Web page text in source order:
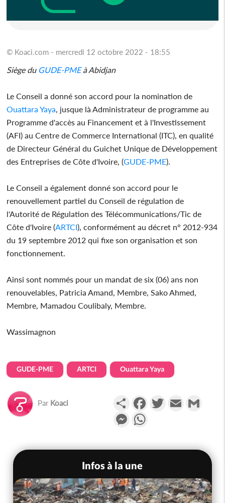
© Koaci.com - mercredi 12 octobre 2022 - 18:55
Siège du GUDE-PMEà Abidjan
Le Conseil a donné son accord pour la nomination de
Ouattara Yaya , jusque là Administrateur de programme au
Programme d'accès au Financement et à l'Investissement
(AFI) au Centre de Commerce International (ITC), en qualité
de Directeur Général du Guichet Unique de Développement
des Entreprises de Côte d'Ivoire, (GUDE-PME).
Le Conseil a également donné son accord pour le
renouvellement partiel du Conseil de régulation de
l'Autorité de Régulation des Télécommunications/Tic de
Côte d'Ivoire (ARTCI), conformément au décret n° 2012-934
du 19 septembre 2012 qui fixe son organisation et son
fonctionnement.
Ainsi sont nommés pour un mandat de six (06) ans non
renouvelables, Patricia Amand, Membre, Sako Ahmed,
Membre, Mamadou Coulibaly, Membre.
Wassimagnon
GUDE-PME ARTCI Ouattara Yaya
Par Koaci PartagerFacebookTwitterEmail
Messenger
Infos à la une